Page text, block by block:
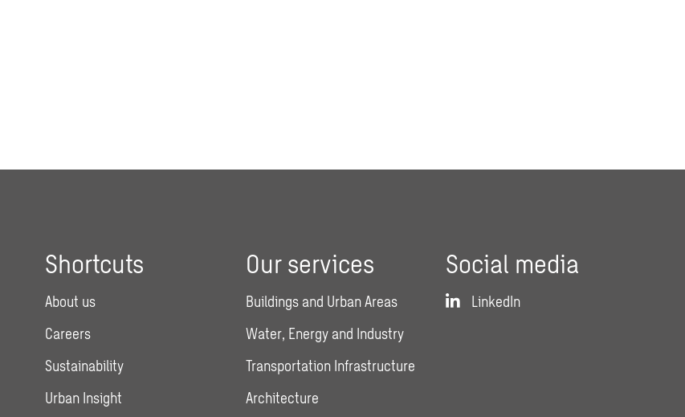
Shortcuts
About us
Careers
Sustainability
Urban Insight
Our services
Buildings and Urban Areas
Water, Energy and Industry
Transportation Infrastructure
Architecture
Social media
LinkedIn